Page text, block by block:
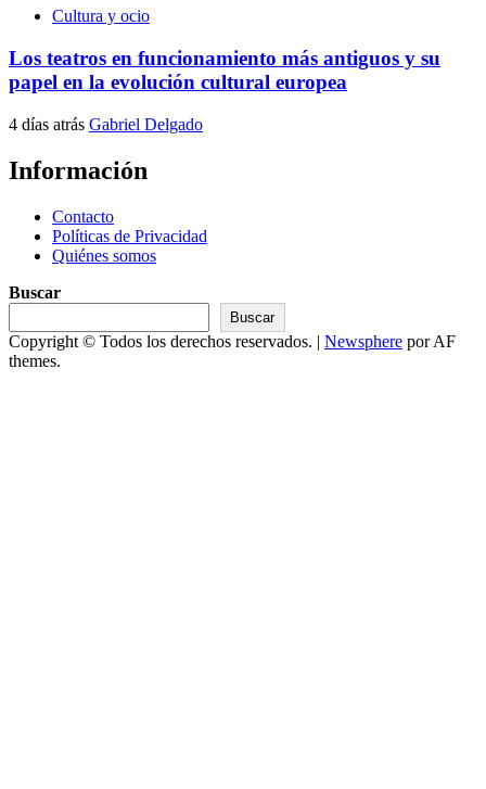
Cultura y ocio
Los teatros en funcionamiento más antiguos y su
papel en la evolución cultural europea
4 días atrás Gabriel Delgado
Información
Contacto
Políticas de Privacidad
Quiénes somos
Buscar
Buscar
Copyright © Todos los derechos reservados. | Newsphere por AF
themes.